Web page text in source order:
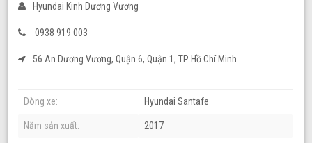
Hyundai Kinh Dương Vương
0938 919 003
56 An Dương Vương, Quận 6, Quận 1, TP Hồ Chí Minh
Dòng xe: Hyundai Santafe
Năm sản xuất: 2017